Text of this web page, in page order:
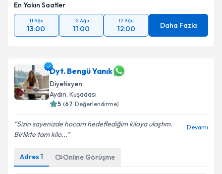
En Yakın Saatler
11 Ağu
13:00
12 Ağu
11:00
12 Ağu
12:00 Daha Fazla
Dyt. Bengü Yanık
Diyetisyen
Aydın, Kuşadası
5 (67 Değerlendirme)
Sizin sayenizde hocam hedeflediğim kiloya ulaştım.
Birlikte tam kilo...
Devamı
Adres 1 Online Görüşme